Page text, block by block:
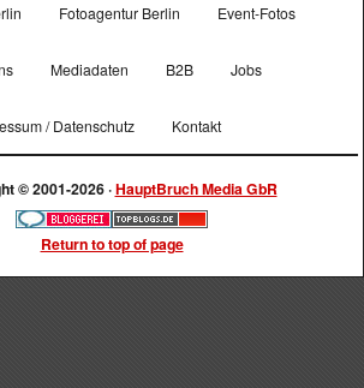
Fotoagentur Berlin Event-Fotos
Mediadaten B2B Jobs
/ Datenschutz Kontakt
© 2001-2026 ·HauptBruch Media GbR
Return to top of page